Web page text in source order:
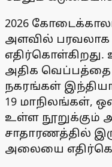
2026
அளவில்
அதிக வெப்பத்தை
நகரங்கள்
19 மாநிலங்கள்,
உள்ள நூறுக்கும்
சாதாரணத்தில்
அலையை